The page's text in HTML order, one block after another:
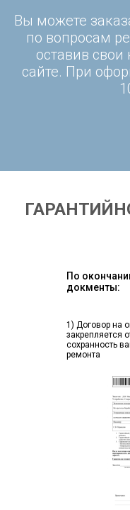
Вы можете
по вопросам
оставив
сайте. При
По
докменты:
1) Договор на
закрепляется
сохранность
ремонта